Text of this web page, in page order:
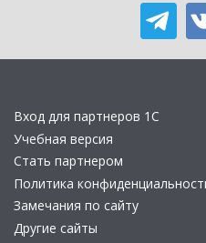
Вход для партнеров 1С
Учебная версия
Стать партнером
Политика
Замечания по сайту
Другие сайты